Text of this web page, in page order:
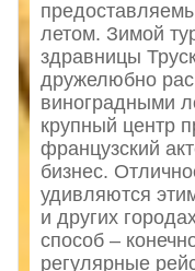
летом. Зимой
здравницы
дружелюбно
виноградными
крупный центр
французский
бизнес.
удивляются
и других
способ –
регулярные